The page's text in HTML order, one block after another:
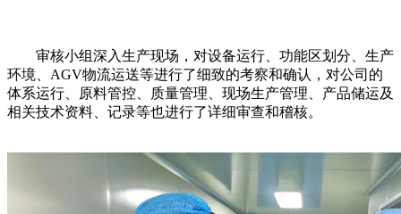
审核小组深入生产现场，对设备运行、功能区划分、生产
环境、AGV物流运送等进行了细致的考察和确认，对公司的
体系运行、原料管控、质量管理、现场生产管理、产品储运及
相关技术资料、记录等也进行了详细审查和稽核。